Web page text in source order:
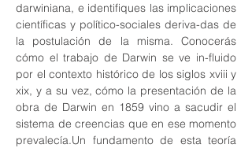
darwiniana, e identifiques las implicaciones
científicas y político-sociales deriva-das de
la postulación de la misma. Conocerás
cómo el trabajo de Darwin se ve in-fluido
por el contexto histórico de los siglos xviii y
xix, y a su vez, cómo la presentación de la
obra de Darwin en 1859 vino a sacudir el
sistema de creencias que en ese momento
prevalecía.Un fundamento de esta teoría